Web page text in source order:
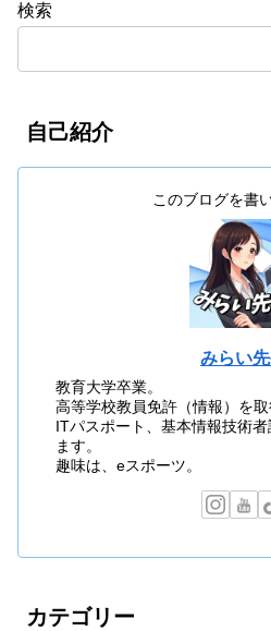
検索
自己紹介
このブログを書
みらい
教育大学卒業。
高等学校教員免許（情報）を取
ITパスポート、基本情報技術
ます。
趣味は、eスポーツ。
カテゴリー